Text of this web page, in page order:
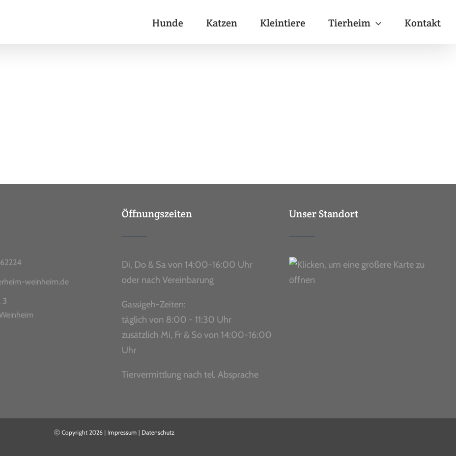
Hunde Katzen Kleintiere Tierheim Kontakt
weinheim.de
3
Öffnungszeiten
Di, Do & Sa von 14:00-16:00 Uhr
oder nach Vereinbarung
Gassigeh-Zeiten:
täglich von 8:00 - 11:30 Uhr
zusätzlich Mi, Fr & So von 14:00-16:00
Uhr
Tiervermittlung nach tel. Absprache
Unser Standort
Ⓒ Copyright 2026 | Impressum | Datenschutz